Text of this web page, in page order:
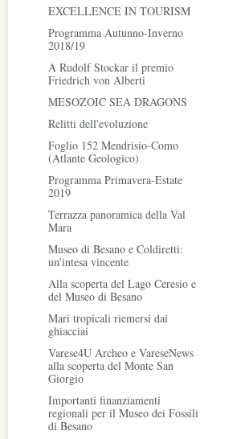
EXCELLENCE IN TOURISM
Programma Autunno-Inverno
2018/19
A Rudolf Stockar il premio
Friedrich von Alberti
MESOZOIC SEA DRAGONS
Relitti dell'evoluzione
Foglio 152 Mendrisio-Como
(Atlante Geologico)
Programma Primavera-Estate
2019
Terrazza panoramica della Val
Mara
Museo di Besano e Coldiretti:
un'intesa vincente
Alla scoperta del Lago Ceresio e
del Museo di Besano
Mari tropicali riemersi dai
ghiacciai
Varese4U Archeo e VareseNews
alla scoperta del Monte San
Giorgio
Importanti finanziamenti
regionali per il Museo dei Fossili
di Besano